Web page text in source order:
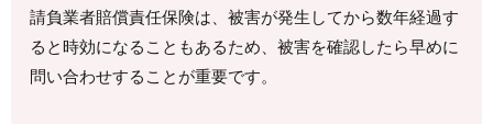
請負業者賠償責任保険は、被害が発生してから数年経過す
ると時効になることもあるため、被害を確認したら早めに
問い合わせすることが重要です。